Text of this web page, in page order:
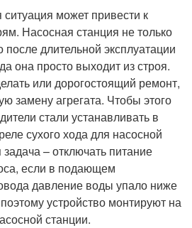
может привести к
Насосная станция не только
после длительной эксплуатации
она просто выходит из строя.
или дорогостоящий ремонт,
замену агрегата. Чтобы этого
стали устанавливать в
сухого хода для насосной
– отключать питание
если в подающем
давление воды упало ниже
устройство монтируют на
станции.